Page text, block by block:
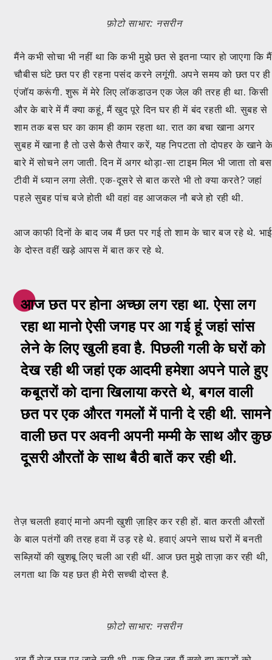
फ़ोटो साभार: नसरीन
मैंने कभी सोचा भी नहीं था कि कभी मुझे छत से इतना प्यार हो जाएगा कि मैं
चौबीस घंटे छत पर ही रहना पसंद करने लगूंगी. अपने समय को छत पर ही
एंजॉय करूंगी. शुरू में मेरे लिए लॉकडाउन एक जेल की तरह ही था. किसी
और के बारे में मैं क्या कहूं, मैं खुद पूरे दिन घर ही में बंद रहती थी. सुबह से
शाम तक बस घर का काम ही काम रहता था. रात का बचा खाना अगर
सुबह में खाना है तो उसे कैसे तैयार करें, यह निपटता तो दोपहर के खाने
बारे में सोचने लग जाती. दिन में अगर थोड़ा-सा टाइम मिल भी जाता तो बस
टीवी में ध्यान लगा लेती. एक-दूसरे से बात करते भी तो क्या करते? जहां
पहले सुबह पांच बजे होती थी वहां वह आजकल नौ बजे हो रही थी.
आज काफी दिनों के बाद जब मैं छत पर गई तो शाम के चार बज रहे थे. भाई
के दोस्त वहीं खड़े आपस में बात कर रहे थे.
आज छत पर होना अच्छा लग रहा था. ऐसा लग
रहा था मानो ऐसी जगह पर आ गई हूं जहां सांस
लेने के लिए खुली हवा है. पिछली गली के घरों को
देख रही थी जहां एक आदमी हमेशा अपने पाले हुए
कबूतरों को दाना खिलाया करते थे, बगल वाली
छत पर एक औरत गमलों में पानी दे रही थी. सामने
वाली छत पर अवनी अपनी मम्मी के साथ और कुछ
दूसरी औरतों के साथ बैठी बातें कर रही थी.
तेज़ चलती हवाएं मानो अपनी खुशी ज़ाहिर कर रही हों. बात करती औरतों
के बाल पतंगों की तरह हवा में उड़ रहे थे. हवाएं अपने साथ घरों में बनती
सब्ज़ियों की खुशबू लिए चली आ रही थीं. आज छत मुझे ताज़ा कर रही थी,
लगता था कि यह छत ही मेरी सच्ची दोस्त है.
फ़ोटो साभार: नसरीन